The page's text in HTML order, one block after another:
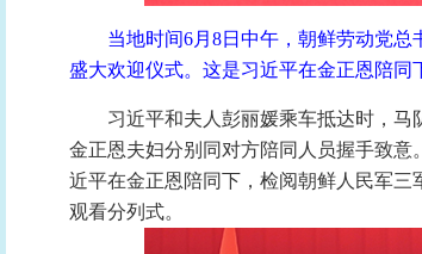
当地时间6月8日中午，朝鲜劳动党
盛大欢迎仪式。这是习近平在金正恩陪
习近平和夫人彭丽媛乘车抵达时，
金正恩夫妇分别同对方陪同人员握手致
近平在金正恩陪同下，检阅朝鲜人民军
观看分列式。